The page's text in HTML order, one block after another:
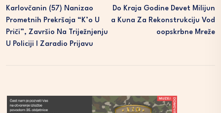
Karlovčanin (57) Nanizao
Prometnih Prekršaja “k’o U
Priči”, Završio Na Triježnjenju
U Policiji I Zaradio Prijavu
Do Kraja Godine Devet Milijun
A Kuna Za Rekonstrukciju Vod
Oopskrbne Mreže